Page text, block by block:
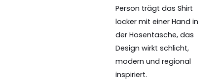
mehrere
Varianten
auf.
Die
Optionen
können